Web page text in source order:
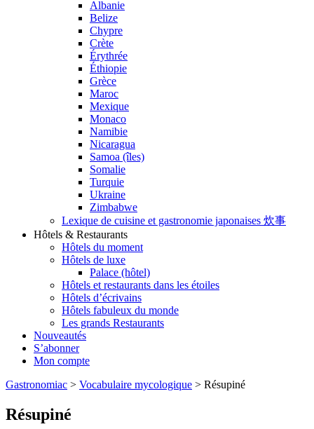
Albanie
Belize
Chypre
Crète
Érythrée
Éthiopie
Grèce
Maroc
Mexique
Monaco
Namibie
Nicaragua
Samoa (îles)
Somalie
Turquie
Ukraine
Zimbabwe
Lexique de cuisine et gastronomie japonaises 炊事
Hôtels & Restaurants
Hôtels du moment
Hôtels de luxe
Palace (hôtel)
Hôtels et restaurants dans les étoiles
Hôtels d’écrivains
Hôtels fabuleux du monde
Les grands Restaurants
Nouveautés
S’abonner
Mon compte
Gastronomiac > Vocabulaire mycologique > Résupiné
Résupiné